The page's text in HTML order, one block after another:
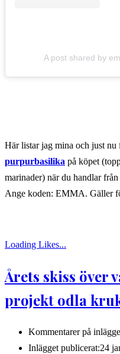
A post shared by
Här listar jag mina och just nu
purpurbasilika på köpet
marinader) när du handlar från
Ange koden: EMMA. Gäller
Loading Likes...
Årets skiss över
projekt odla
Kommentarer på
Inlägget publicerat:24